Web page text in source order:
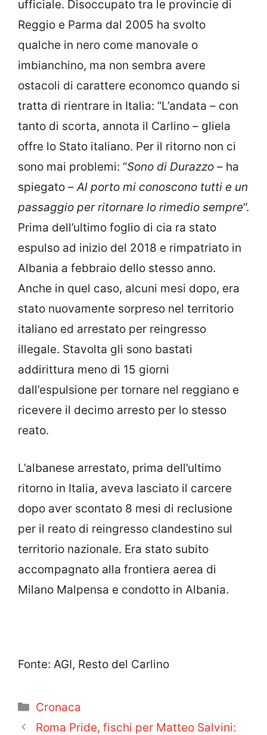
ufficiale. Disoccupato tra le provincie di
Reggio e Parma dal 2005 ha svolto
qualche in nero come manovale o
imbianchino, ma non sembra avere
ostacoli di carattere economco quando si
tratta di rientrare in Italia: “L’andata – con
tanto di scorta, annota il Carlino – gliela
offre lo Stato italiano. Per il ritorno non ci
sono mai problemi: “Sono di Durazzo – ha
spiegato –Al porto mi conoscono tutti e un
passaggio per ritornare lo rimedio sempre“.
Prima dell’ultimo foglio di cia ra stato
espulso ad inizio del 2018 e rimpatriato in
Albania a febbraio dello stesso anno.
Anche in quel caso, alcuni mesi dopo, era
stato nuovamente sorpreso nel territorio
italiano ed arrestato per reingresso
illegale. Stavolta gli sono bastati
addirittura meno di 15 giorni
dall’espulsione per tornare nel reggiano e
ricevere il decimo arresto per lo stesso
reato.
L’albanese arrestato, prima dell’ultimo
ritorno in Italia, aveva lasciato il carcere
dopo aver scontato 8 mesi di reclusione
per il reato di reingresso clandestino sul
territorio nazionale. Era stato subito
accompagnato alla frontiera aerea di
Milano Malpensa e condotto in Albania.
Fonte: AGI, Resto del Carlino
Categorie
Cronaca
Roma Pride, fischi per Matteo Salvini: